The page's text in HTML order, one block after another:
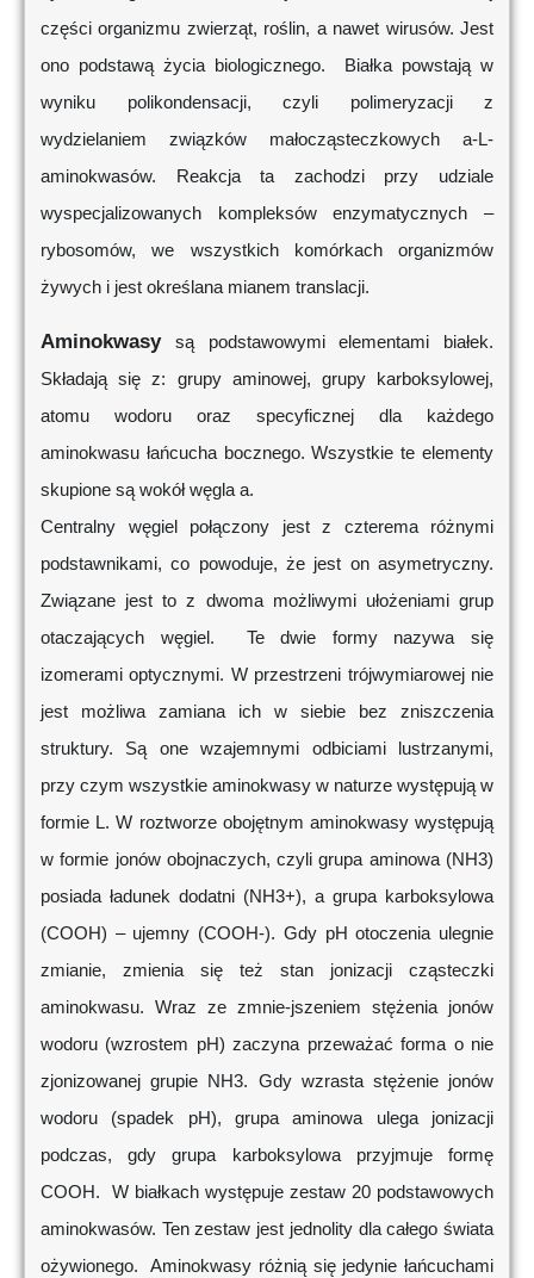
części organizmu zwierząt, roślin, a nawet wirusów. Jest
ono podstawą życia biologicznego. Białka powstają w
wyniku polikondensacji, czyli polimeryzacji z
wydzielaniem związków małocząsteczkowych a-L-
aminokwasów. Reakcja ta zachodzi przy udziale
wyspecjalizowanych kompleksów enzymatycznych –
rybosomów, we wszystkich komórkach organizmów
żywych i jest określana mianem translacji.
Aminokwasysą podstawowymi elementami białek.
Składają się z: grupy aminowej, grupy karboksylowej,
atomu wodoru oraz specyficznej dla każdego
aminokwasu łańcucha bocznego. Wszystkie te elementy
skupione są wokół węgla a.
Centralny węgiel połączony jest z czterema różnymi
podstawnikami, co powoduje, że jest on asymetryczny.
Związane jest to z dwoma możliwymi ułożeniami grup
otaczających węgiel. Te dwie formy nazywa się
izomerami optycznymi. W przestrzeni trójwymiarowej nie
jest możliwa zamiana ich w siebie bez zniszczenia
struktury. Są one wzajemnymi odbiciami lustrzanymi,
przy czym wszystkie aminokwasy w naturze występują w
formie L. W roztworze obojętnym aminokwasy występują
w formie jonów obojnaczych, czyli grupa aminowa (NH3)
posiada ładunek dodatni (NH3+), a grupa karboksylowa
(COOH) – ujemny (COOH-). Gdy pH otoczenia ulegnie
zmianie, zmienia się też stan jonizacji cząsteczki
aminokwasu. Wraz ze zmnie-jszeniem stężenia jonów
wodoru (wzrostem pH) zaczyna przeważać forma o nie
zjonizowanej grupie NH3. Gdy wzrasta stężenie jonów
wodoru (spadek pH), grupa aminowa ulega jonizacji
podczas, gdy grupa karboksylowa przyjmuje formę
COOH. W białkach występuje zestaw 20 podstawowych
aminokwasów. Ten zestaw jest jednolity dla całego świata
ożywionego. Aminokwasy różnią się jedynie łańcuchami